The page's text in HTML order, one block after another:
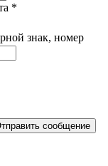
*
знак, номер
сообщение